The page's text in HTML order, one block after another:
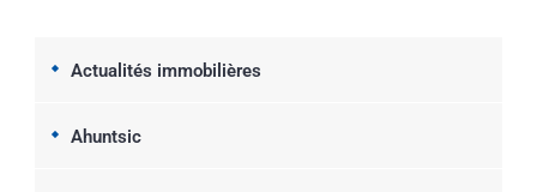
Actualités immobilières
Ahuntsic